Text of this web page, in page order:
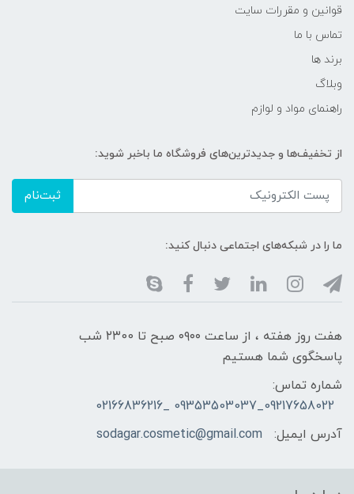
قوانین و مقررات سایت
تماس با ما
برند ها
وبلاگ
راهنمای مواد و لوازم
از تخفیف‌ها و جدیدترین‌های فروشگاه ما باخبر شوید:
ثبت‌نام
ما را در شبکه‌های اجتماعی دنبال کنید:
هفت روز هفته ، از ساعت ۰۹۰۰ صبح تا ۲۳00 شب
پاسخگوی شما هستیم
شماره تماس:
09217658022_09353503037 _02166836216
آدرس ایمیل:
sodagar.cosmetic@gmail.com